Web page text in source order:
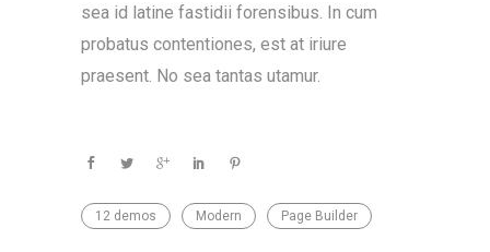
sea id latine fastidii forensibus. In cum
probatus contentiones, est at iriure
praesent. No sea tantas utamur.
12 demos Modern Page Builder